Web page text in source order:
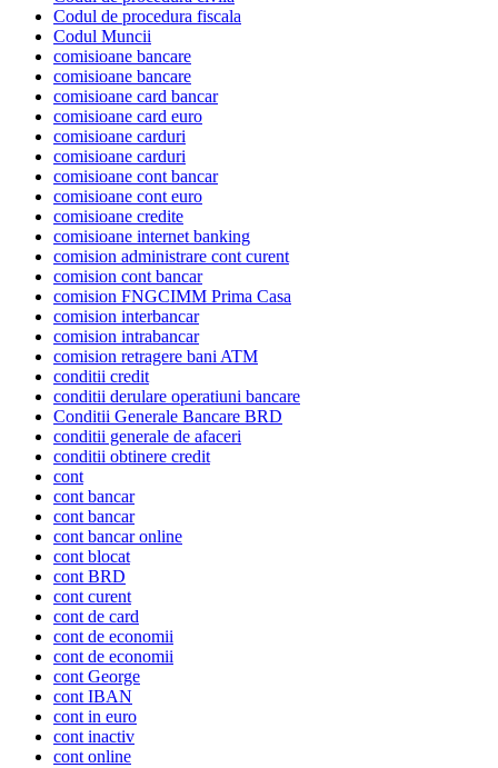
Codul de procedura fiscala
Codul Muncii
comisioane bancare
comisioane bancare
comisioane card bancar
comisioane card euro
comisioane carduri
comisioane carduri
comisioane cont bancar
comisioane cont euro
comisioane credite
comisioane internet banking
comision administrare cont curent
comision cont bancar
comision FNGCIMM Prima Casa
comision interbancar
comision intrabancar
comision retragere bani ATM
conditii credit
conditii derulare operatiuni bancare
Conditii Generale Bancare BRD
conditii generale de afaceri
conditii obtinere credit
cont
cont bancar
cont bancar
cont bancar online
cont blocat
cont BRD
cont curent
cont de card
cont de economii
cont de economii
cont George
cont IBAN
cont in euro
cont inactiv
cont online